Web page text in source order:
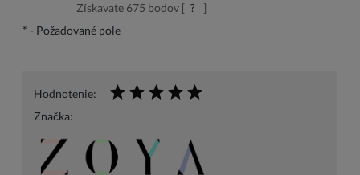
Získavate 675 bodov [ ?
]
* - Požadované pole
Hodnotenie:
Značka: